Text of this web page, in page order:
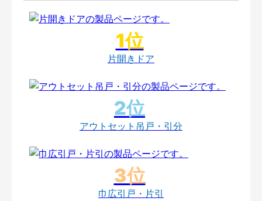
片開きドア
アウトセット吊戸・引分
巾広引戸・片引